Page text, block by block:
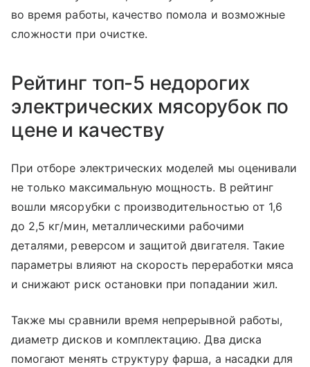
во время работы, качество помола и возможные
сложности при очистке.
Рейтинг топ-5 недорогих
электрических мясорубок по
цене и качеству
При отборе электрических моделей мы оценивали
не только максимальную мощность. В рейтинг
вошли мясорубки с производительностью от 1,6
до 2,5 кг/мин, металлическими рабочими
деталями, реверсом и защитой двигателя. Такие
параметры влияют на скорость переработки мяса
и снижают риск остановки при попадании жил.
Также мы сравнили время непрерывной работы,
диаметр дисков и комплектацию. Два диска
помогают менять структуру фарша, а насадки для